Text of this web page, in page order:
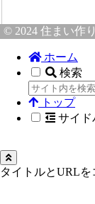
© 2024 住まい作
ホーム
検索
トップ
サイド
タイトルとURLを